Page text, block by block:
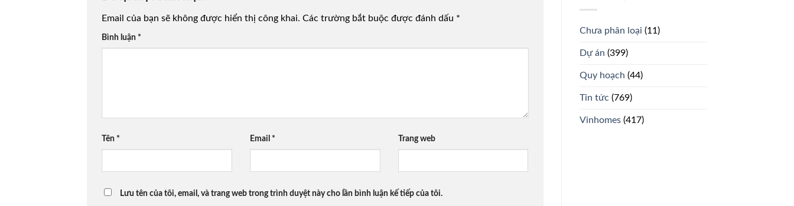
Email của bạn sẽ không được hiển thị công khai. Các trường bắt buộc được đánh dấu *
Bình luận *
Tên * Email * Trang web
Lưu tên của tôi, email, và trang web trong trình duyệt này cho lần bình luận kế tiếp của tôi.
Chưa phân loại (11)
Dự án (399)
Quy hoạch (44)
Tin tức (769)
Vinhomes(417)